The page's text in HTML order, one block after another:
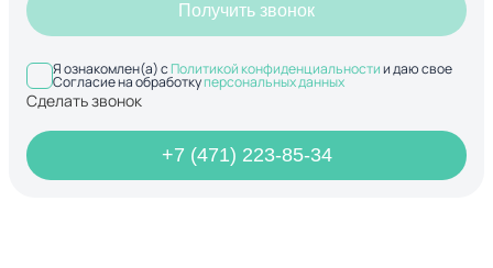
Получить звонок
Я ознакомлен(а) сПолитикой конфиденциальностии даю свое
Согласие на обработкуперсональных данных
Сделать звонок
+7 (471) 223-85-34